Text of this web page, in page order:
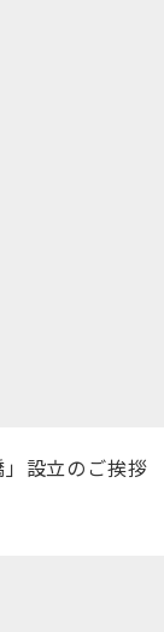
設立のご挨拶